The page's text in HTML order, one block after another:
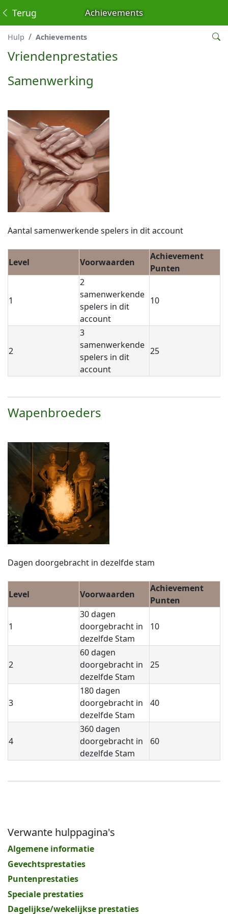
Achievements
Terug
Hulp Achievements
Vriendenprestaties
Samenwerking
Aantal samenwerkende spelers in dit account
Level Voorwaarden
Achievement
Punten
1
2
samenwerkende
spelers in dit
account
10
2
3
samenwerkende
spelers in dit
account
25
Wapenbroeders
Dagen doorgebracht in dezelfde stam
Level Voorwaarden
Achievement
Punten
1
30 dagen
doorgebracht in
dezelfde Stam
10
2
60 dagen
doorgebracht in
dezelfde Stam
25
3
180 dagen
doorgebracht in
dezelfde Stam
40
4
360 dagen
doorgebracht in
dezelfde Stam
60
Verwante hulppagina's
Algemene informatie
Gevechtsprestaties
Puntenprestaties
Speciale prestaties
Dagelijkse/wekelijkse prestaties